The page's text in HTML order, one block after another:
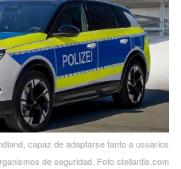
capaz de adaptarse tanto a usuarios
de seguridad. Foto stellantis.com